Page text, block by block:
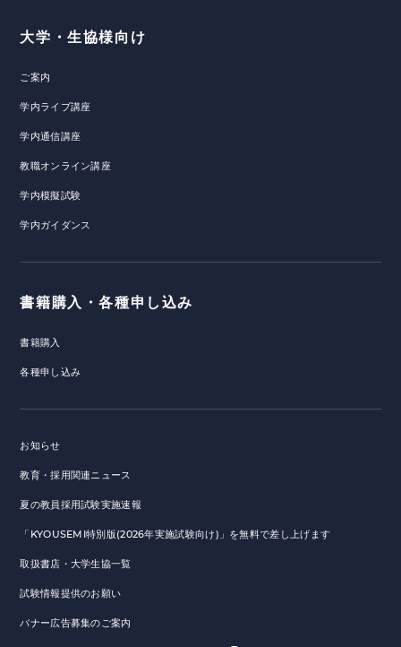
大学・生協様向け
ご案内
学内ライブ講座
学内通信講座
教職オンライン講座
学内模擬試験
学内ガイダンス
書籍購入・各種申し込み
書籍購入
各種申し込み
お知らせ
教育・採用関連ニュース
夏の教員採用試験実施速報
「KYOUSEMI特別版(2026年実施試験向け)」を無料で差し上げます
取扱書店・大学生協一覧
試験情報提供のお願い
バナー広告募集のご案内